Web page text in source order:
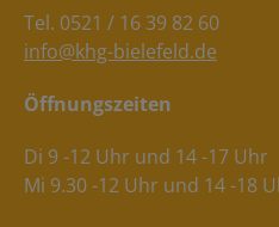
Tel. 0521 / 16 39 82 60
info@khg-bielefeld.de
Öffnungszeiten
Di 9 -12 Uhr und 14 -17 Uhr
Mi 9.30 -12 Uhr und 14 -18